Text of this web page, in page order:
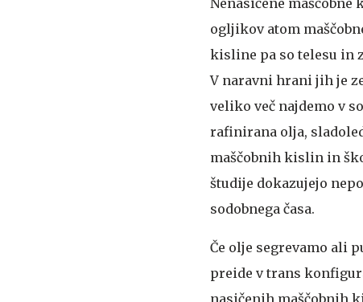
Nenasičene
ogljikov atom
kisline pa so telesu in
V naravni hrani jih je
veliko več najdemo v
rafinirana olja,
maščobnih kislin in
študije dokazujejo
sodobnega časa.
Če olje segrevamo ali
preide v trans